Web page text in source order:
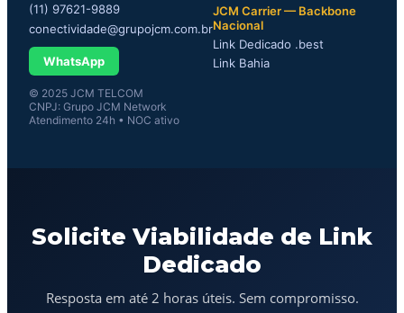
(11) 97621-9889
conectividade@grupojcm.com.br
WhatsApp
© 2025 JCM TELCOM
CNPJ: Grupo JCM Network
Atendimento 24h • NOC ativo
JCM Carrier — Backbone
Nacional
Link Dedicado .best
Link Bahia
Solicite Viabilidade de Link
Dedicado
Resposta em até 2 horas úteis. Sem compromisso.